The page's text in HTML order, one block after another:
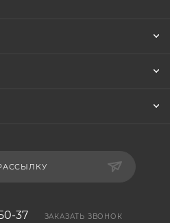
37 ЗАКАЗАТЬ ЗВОНОК